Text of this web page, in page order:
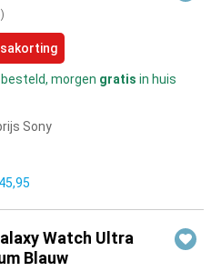
)
morgen gratis in huis
Sony
Watch Ultra
Blauw